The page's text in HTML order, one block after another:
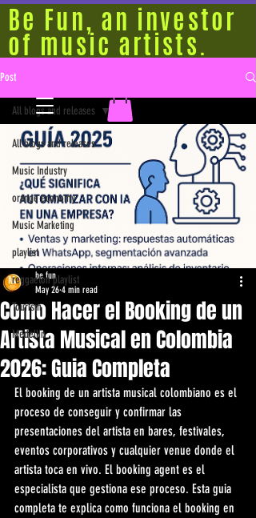
Be Fun, an investor
of music artists.
Post
All blogs and releases
Music Industry
orange economy
Music Marketing
playlist
reggaeton playlist
Tourism
Medellín
All blogs and releases
Como Hacer el Booking de un
Artista Musical en Colombia
2026: Guia Completa
be fun
May 26 4 min read
El booking de un artista musical colombiano es el
proceso de conseguir y confirmar las
presentaciones del artista en bares, festivales,
eventos corporativos y cualquier venue donde el
artista toca en vivo. El booking agent es el
especialista que gestiona ese proceso. Esta guia
completa te explica como funciona el booking en